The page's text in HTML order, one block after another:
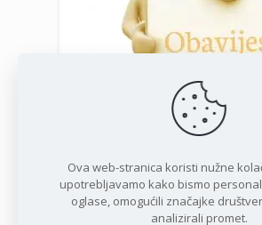
iznajmljivačima
Opširnije
Ova web-stranica koristi nužne
upotrebljavamo kako bismo
oglase, omogućili značajke
analizirali promet.